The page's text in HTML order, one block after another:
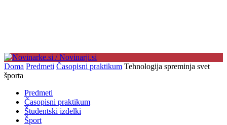
Doma Predmeti Časopisni praktikum Tehnologija spreminja svet
športa
Predmeti
Časopisni praktikum
Študentski izdelki
Šport